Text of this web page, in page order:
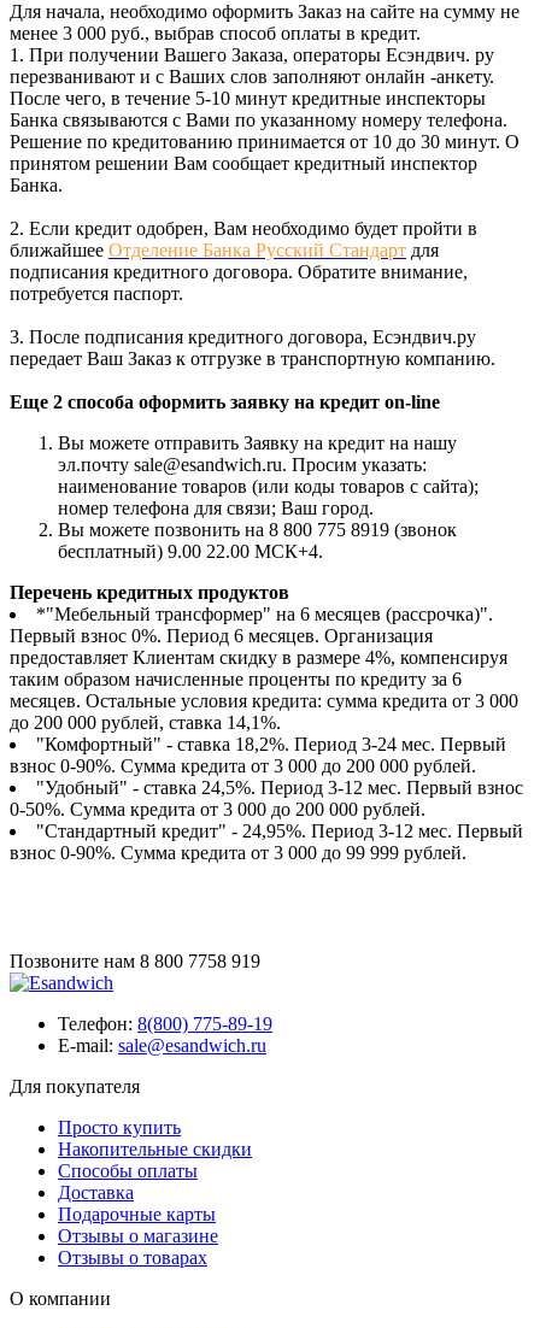
Для начала, необходимо оформить Заказ на сайте на сумму не
менее 3 000 руб., выбрав способ оплаты в кредит.
1. При получении Вашего Заказа, операторы Есэндвич. ру
перезванивают и с Ваших слов заполняют онлайн -анкету.
После чего, в течение 5-10 минут кредитные инспекторы
Банка связываются с Вами по указанному номеру телефона.
Решение по кредитованию принимается от 10 до 30 минут. О
принятом решении Вам сообщает кредитный инспектор
Банка.
2. Если кредит одобрен, Вам необходимо будет пройти в
ближайшее Отделение Банка Русский Стандарт для
подписания кредитного договора. Обратите внимание,
потребуется паспорт.
3. После подписания кредитного договора, Есэндвич.ру
передает Ваш Заказ к отгрузке в транспортную компанию.
Еще 2 способа оформить заявку на кредит on-line
Вы можете отправить Заявку на кредит на нашу
эл.почту sale@esandwich.ru. Просим указать:
наименование товаров (или коды товаров с сайта);
номер телефона для связи; Ваш город.
Вы можете позвонить на 8 800 775 8919 (звонок
бесплатный) 9.00 22.00 МСК+4.
Перечень кредитных продуктов
*"Мебельный трансформер" на 6 месяцев (рассрочка)".
Первый взнос 0%. Период 6 месяцев. Организация
предоставляет Клиентам скидку в размере 4%, компенсируя
таким образом начисленные проценты по кредиту за 6
месяцев. Остальные условия кредита: сумма кредита от 3 000
до 200 000 рублей, ставка 14,1%.
"Комфортный" - ставка 18,2%. Период 3-24 мес. Первый
взнос 0-90%. Сумма кредита от 3 000 до 200 000 рублей.
"Удобный" - ставка 24,5%. Период 3-12 мес. Первый взнос
0-50%. Сумма кредита от 3 000 до 200 000 рублей.
"Стандартный кредит" - 24,95%. Период 3-12 мес. Первый
взнос 0-90%. Сумма кредита от 3 000 до 99 999 рублей.
Позвоните нам 8 800 7758 919
Телефон: 8(800) 775-89-19
E-mail: sale@esandwich.ru
Для покупателя
Просто купить
Накопительные скидки
Способы оплаты
Доставка
Подарочные карты
Отзывы о магазине
Отзывы о товарах
О компании